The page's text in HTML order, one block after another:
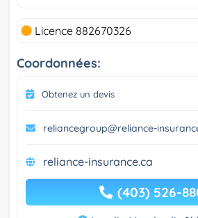
Licence 882670326
Coordonnées:
Obtenez un devis
reliancegroup@reliance-
reliance-insurance.ca
(403) 526-